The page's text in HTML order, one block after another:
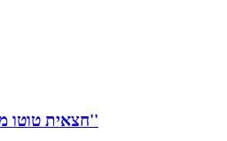
חצאית טוטו מעוטרת בסרטי סאטן''